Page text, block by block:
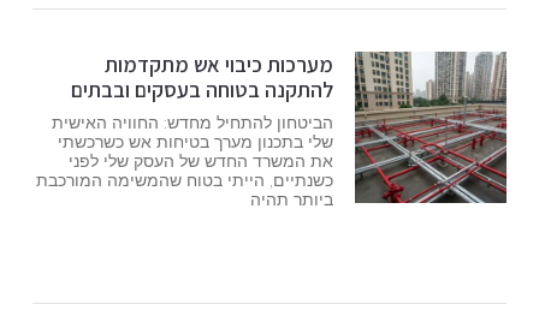
מערכות כיבוי אש מתקדמות
להתקנה בטוחה בעסקים ובבתים
הביטחון להתחיל מחדש: החוויה האישית
שלי בתכנון מערך בטיחות אש כשרכשתי
את המשרד החדש של העסק שלי לפני
כשנתיים, הייתי בטוח שהמשימה המורכבת
ביותר תהיה